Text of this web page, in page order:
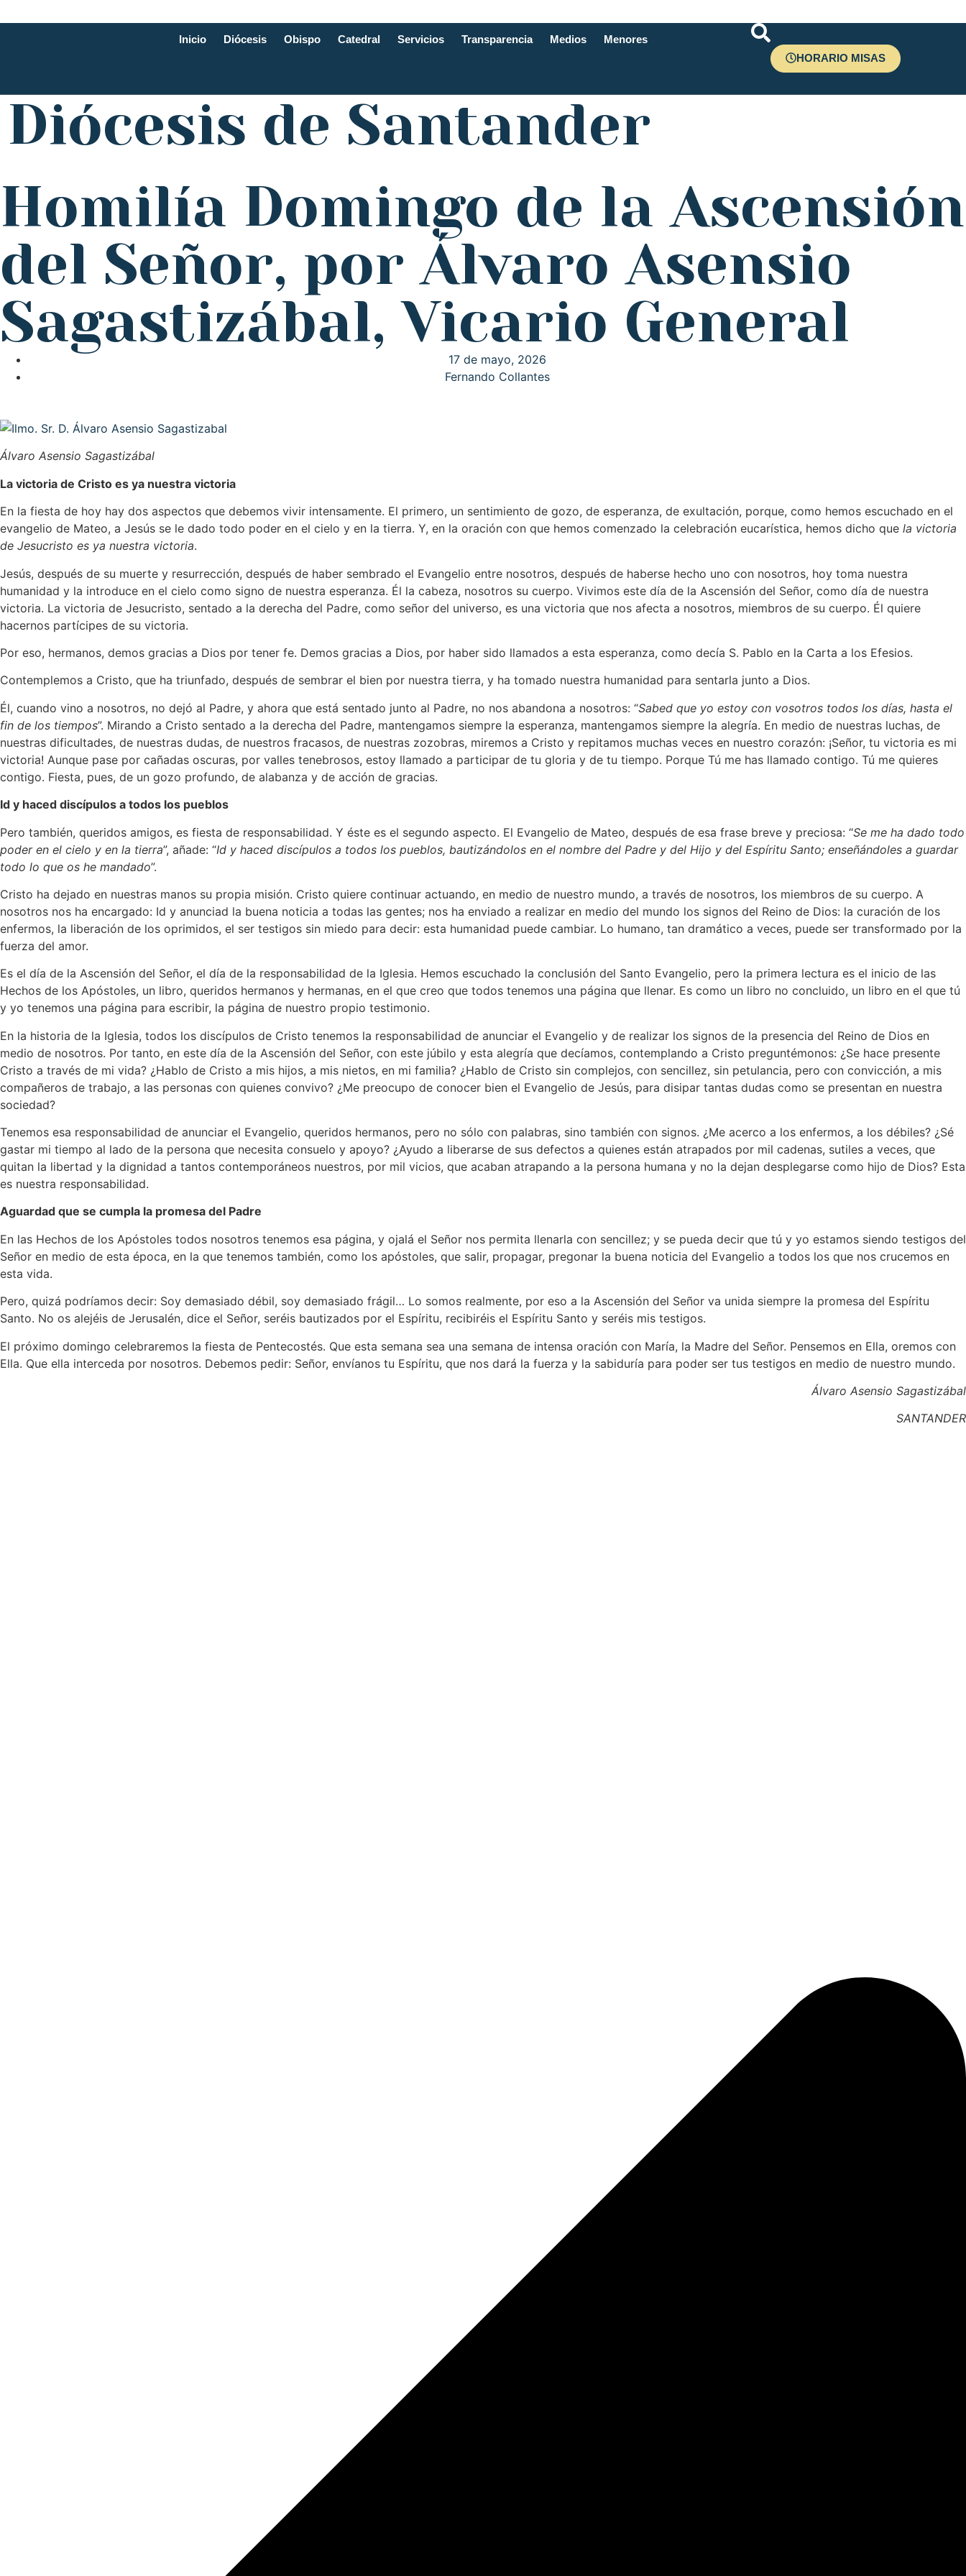
Inicio Diócesis Obispo Catedral Servicios Transparencia Medios
Menores
HORARIO MISAS
Diócesis de Santander
Homilía Domingo de la Ascensión
del Señor, por Álvaro Asensio
Sagastizábal, Vicario General
17 de mayo, 2026
Fernando Collantes
Álvaro Asensio Sagastizábal
La victoria de Cristo es ya nuestra victoria
En la fiesta de hoy hay dos aspectos que debemos vivir intensamente. El primero, un sentimiento de gozo, de esperanza, de exultación, porque, como hemos escuchado en el
evangelio de Mateo, a Jesús se le dado todo poder en el cielo y en la tierra. Y, en la oración con que hemos comenzado la celebración eucarística, hemos dicho que la victoria
de Jesucristo es ya nuestra victoria.
Jesús, después de su muerte y resurrección, después de haber sembrado el Evangelio entre nosotros, después de haberse hecho uno con nosotros, hoy toma nuestra
humanidad y la introduce en el cielo como signo de nuestra esperanza. Él la cabeza, nosotros su cuerpo. Vivimos este día de la Ascensión del Señor, como día de nuestra
victoria. La victoria de Jesucristo, sentado a la derecha del Padre, como señor del universo, es una victoria que nos afecta a nosotros, miembros de su cuerpo. Él quiere
hacernos partícipes de su victoria.
Por eso, hermanos, demos gracias a Dios por tener fe. Demos gracias a Dios, por haber sido llamados a esta esperanza, como decía S. Pablo en la Carta a los Efesios.
Contemplemos a Cristo, que ha triunfado, después de sembrar el bien por nuestra tierra, y ha tomado nuestra humanidad para sentarla junto a Dios.
Él, cuando vino a nosotros, no dejó al Padre, y ahora que está sentado junto al Padre, no nos abandona a nosotros: “Sabed que yo estoy con vosotros todos los días, hasta el
fin de los tiempos”. Mirando a Cristo sentado a la derecha del Padre, mantengamos siempre la esperanza, mantengamos siempre la alegría. En medio de nuestras luchas, de
nuestras dificultades, de nuestras dudas, de nuestros fracasos, de nuestras zozobras, miremos a Cristo y repitamos muchas veces en nuestro corazón: ¡Señor, tu victoria es mi
victoria! Aunque pase por cañadas oscuras, por valles tenebrosos, estoy llamado a participar de tu gloria y de tu tiempo. Porque Tú me has llamado contigo. Tú me quieres
contigo. Fiesta, pues, de un gozo profundo, de alabanza y de acción de gracias.
Id y haced discípulos a todos los pueblos
Pero también, queridos amigos, es fiesta de responsabilidad. Y éste es el segundo aspecto. El Evangelio de Mateo, después de esa frase breve y preciosa: “Se me ha dado todo
poder en el cielo y en la tierra”, añade: “Id y haced discípulos a todos los pueblos, bautizándolos en el nombre del Padre y del Hijo y del Espíritu Santo; enseñándoles a guardar
todo lo que os he mandado”.
Cristo ha dejado en nuestras manos su propia misión. Cristo quiere continuar actuando, en medio de nuestro mundo, a través de nosotros, los miembros de su cuerpo. A
nosotros nos ha encargado: Id y anunciad la buena noticia a todas las gentes; nos ha enviado a realizar en medio del mundo los signos del Reino de Dios: la curación de los
enfermos, la liberación de los oprimidos, el ser testigos sin miedo para decir: esta humanidad puede cambiar. Lo humano, tan dramático a veces, puede ser transformado por la
fuerza del amor.
Es el día de la Ascensión del Señor, el día de la responsabilidad de la Iglesia. Hemos escuchado la conclusión del Santo Evangelio, pero la primera lectura es el inicio de las
Hechos de los Apóstoles, un libro, queridos hermanos y hermanas, en el que creo que todos tenemos una página que llenar. Es como un libro no concluido, un libro en el que tú
y yo tenemos una página para escribir, la página de nuestro propio testimonio.
En la historia de la Iglesia, todos los discípulos de Cristo tenemos la responsabilidad de anunciar el Evangelio y de realizar los signos de la presencia del Reino de Dios en
medio de nosotros. Por tanto, en este día de la Ascensión del Señor, con este júbilo y esta alegría que decíamos, contemplando a Cristo preguntémonos: ¿Se hace presente
Cristo a través de mi vida? ¿Hablo de Cristo a mis hijos, a mis nietos, en mi familia? ¿Hablo de Cristo sin complejos, con sencillez, sin petulancia, pero con convicción, a mis
compañeros de trabajo, a las personas con quienes convivo? ¿Me preocupo de conocer bien el Evangelio de Jesús, para disipar tantas dudas como se presentan en nuestra
sociedad?
Tenemos esa responsabilidad de anunciar el Evangelio, queridos hermanos, pero no sólo con palabras, sino también con signos. ¿Me acerco a los enfermos, a los débiles? ¿Sé
gastar mi tiempo al lado de la persona que necesita consuelo y apoyo? ¿Ayudo a liberarse de sus defectos a quienes están atrapados por mil cadenas, sutiles a veces, que
quitan la libertad y la dignidad a tantos contemporáneos nuestros, por mil vicios, que acaban atrapando a la persona humana y no la dejan desplegarse como hijo de Dios? Esta
es nuestra responsabilidad.
Aguardad que se cumpla la promesa del Padre
En las Hechos de los Apóstoles todos nosotros tenemos esa página, y ojalá el Señor nos permita llenarla con sencillez; y se pueda decir que tú y yo estamos siendo testigos del
Señor en medio de esta época, en la que tenemos también, como los apóstoles, que salir, propagar, pregonar la buena noticia del Evangelio a todos los que nos crucemos en
esta vida.
Pero, quizá podríamos decir: Soy demasiado débil, soy demasiado frágil… Lo somos realmente, por eso a la Ascensión del Señor va unida siempre la promesa del Espíritu
Santo. No os alejéis de Jerusalén, dice el Señor, seréis bautizados por el Espíritu, recibiréis el Espíritu Santo y seréis mis testigos.
El próximo domingo celebraremos la fiesta de Pentecostés. Que esta semana sea una semana de intensa oración con María, la Madre del Señor. Pensemos en Ella, oremos con
Ella. Que ella interceda por nosotros. Debemos pedir: Señor, envíanos tu Espíritu, que nos dará la fuerza y la sabiduría para poder ser tus testigos en medio de nuestro mundo.
Álvaro Asensio Sagastizábal
SANTANDER